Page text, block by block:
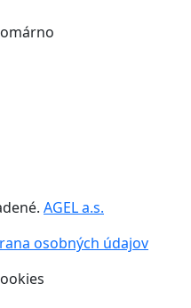
AGEL a.s.
osobných údajov